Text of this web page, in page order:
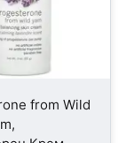
from Wild